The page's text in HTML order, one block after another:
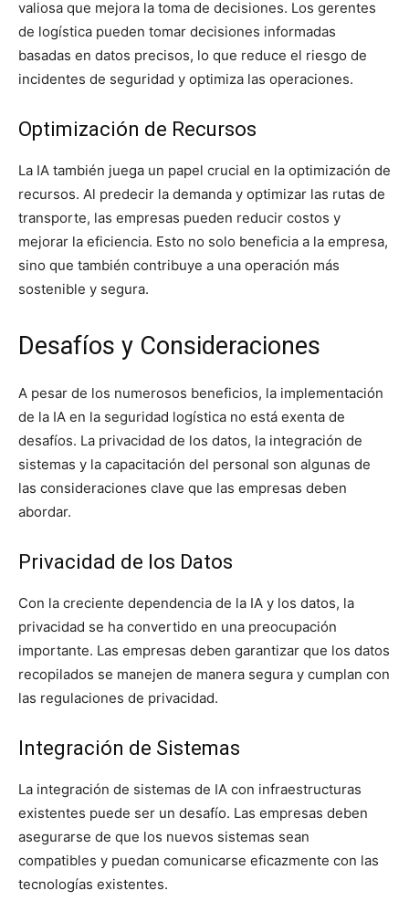
valiosa que mejora la toma de decisiones. Los gerentes
de logística pueden tomar decisiones informadas
basadas en datos precisos, lo que reduce el riesgo de
incidentes de seguridad y optimiza las operaciones.
Optimización de Recursos
La IA también juega un papel crucial en la optimización de
recursos. Al predecir la demanda y optimizar las rutas de
transporte, las empresas pueden reducir costos y
mejorar la eficiencia. Esto no solo beneficia a la empresa,
sino que también contribuye a una operación más
sostenible y segura.
Desafíos y Consideraciones
A pesar de los numerosos beneficios, la implementación
de la IA en la seguridad logística no está exenta de
desafíos. La privacidad de los datos, la integración de
sistemas y la capacitación del personal son algunas de
las consideraciones clave que las empresas deben
abordar.
Privacidad de los Datos
Con la creciente dependencia de la IA y los datos, la
privacidad se ha convertido en una preocupación
importante. Las empresas deben garantizar que los datos
recopilados se manejen de manera segura y cumplan con
las regulaciones de privacidad.
Integración de Sistemas
La integración de sistemas de IA con infraestructuras
existentes puede ser un desafío. Las empresas deben
asegurarse de que los nuevos sistemas sean
compatibles y puedan comunicarse eficazmente con las
tecnologías existentes.